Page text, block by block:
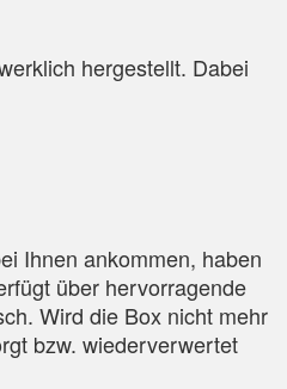
hergestellt. Dabei
Ihnen ankommen, haben
über hervorragende
Wird die Box nicht mehr
bzw. wiederverwertet